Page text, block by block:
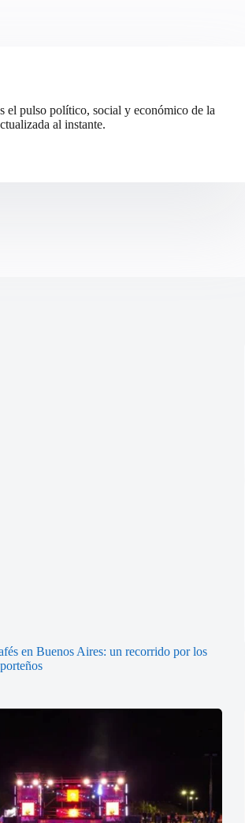
el pulso político, social y económico de la
al instante.
en Buenos Aires: un recorrido por los